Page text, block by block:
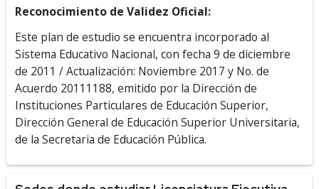
Reconocimiento de Validez Oficial:
Este plan de estudio se encuentra incorporado al
Sistema Educativo Nacional, con fecha 9 de diciembre
de 2011 / Actualización: Noviembre 2017 y No. de
Acuerdo 20111188, emitido por la Dirección de
Instituciones Particulares de Educación Superior,
Dirección General de Educación Superior Universitaria,
de la Secretaria de Educación Pública.